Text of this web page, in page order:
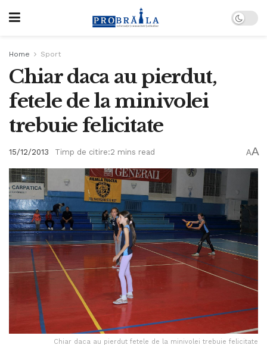
Home Sport
Chiar daca au pierdut,
fetele de la minivolei
trebuie felicitate
15/12/2013 Timp de citire:2 mins read AA
Chiar daca au pierdut fetele de la minivolei trebuie felicitate